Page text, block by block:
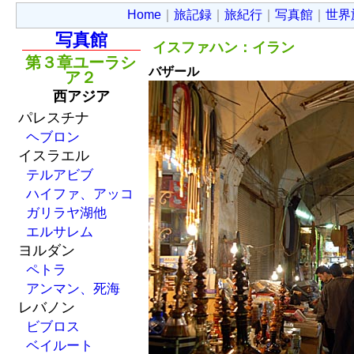
Home｜ 旅記録｜ 旅紀行｜ 写真館｜ 世界
写真館
第３章ユーラシ
ア２
西アジア
パレスチナ
ヘブロン
イスラエル
テルアビブ
ハイファ、アッコ
ガリラヤ湖他
エルサレム
ヨルダン
ペトラ
アンマン、死海
レバノン
ビブロス
ベイルート
イスファハン：イラン
バザール